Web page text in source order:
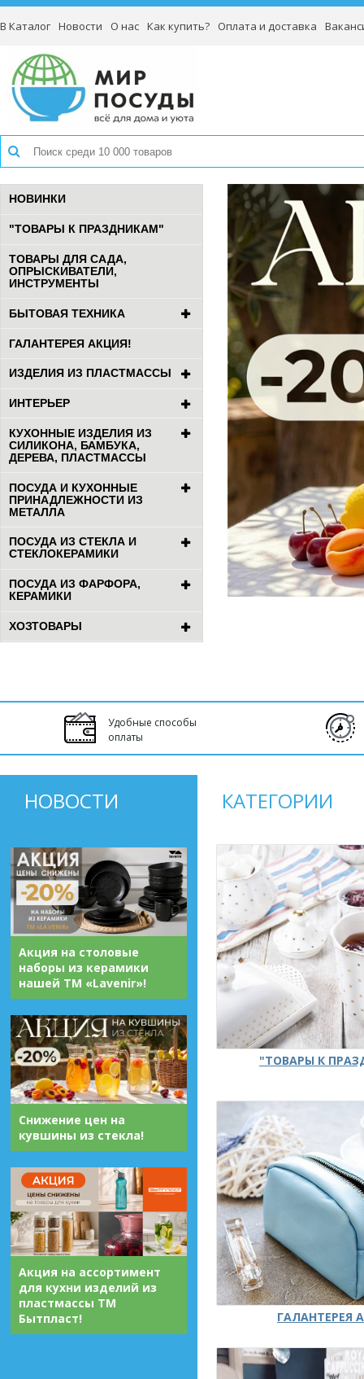
В Каталог Новости О нас Как купить? Оплата и доставка
НОВИНКИ
"ТОВАРЫ К ПРАЗДНИКАМ"
ТОВАРЫ ДЛЯ САДА,
ОПРЫСКИВАТЕЛИ,
ИНСТРУМЕНТЫ
БЫТОВАЯ ТЕХНИКА
ГАЛАНТЕРЕЯ АКЦИЯ!
ИЗДЕЛИЯ ИЗ ПЛАСТМАССЫ
ИНТЕРЬЕР
КУХОННЫЕ ИЗДЕЛИЯ ИЗ
СИЛИКОНА, БАМБУКА,
ДЕРЕВА, ПЛАСТМАССЫ
ПОСУДА И КУХОННЫЕ
ПРИНАДЛЕЖНОСТИ ИЗ
МЕТАЛЛА
ПОСУДА ИЗ СТЕКЛА И
СТЕКЛОКЕРАМИКИ
ПОСУДА ИЗ ФАРФОРА,
КЕРАМИКИ
ХОЗТОВАРЫ
Удобные способы
оплаты
НОВОСТИ
Акция на столовые
наборы из керамики
нашей ТМ «Lavenir»!
Снижение цен на
кувшины из стекла!
Акция на ассортимент
для кухни изделий из
пластмассы ТМ
Бытпласт!
КАТЕГОРИИ
"ТОВАРЫ К
ГАЛАНТЕРЕЯ